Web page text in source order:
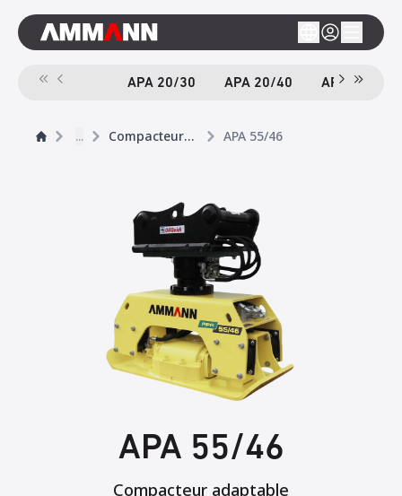
APA 20/30 APA 20/40 APA 55/46
... Compacteurs Adaptables APA 55/46
APA 55/46
Compacteur adaptable